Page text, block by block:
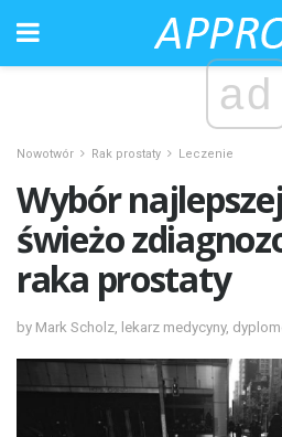
ad
Nowotwór Rak prostaty Leczenie
Wybór
świeżo
raka prostaty
by Mark Scholz, lekarz medycyny,